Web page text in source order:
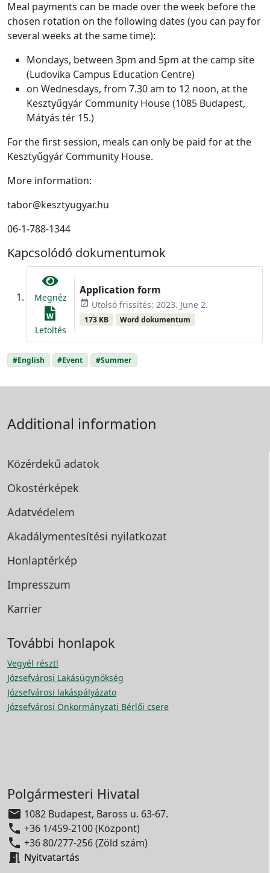
Meal payments can be made over the week before the
chosen rotation on the following dates (you can pay for
several weeks at the same time):
Mondays, between 3pm and 5pm at the camp site
(Ludovika Campus Education Centre)
on Wednesdays, from 7.30 am to 12 noon, at the
Kesztyűgyár Community House (1085 Budapest,
Mátyás tér 15.)
For the first session, meals can only be paid for at the
Kesztyűgyár Community House.
More information:
tabor@kesztyugyar.hu
06-1-788-1344
Kapcsolódó dokumentumok
Megnéz
Letöltés
Application form
event_available Utolsó frissítés: 2023. June 2.
173 KB Word dokumentum
#English #Event #Summer
Additional information
Közérdekű adatok
Okostérképek
Adatvédelem
Akadálymentesítési nyilatkozat
Honlaptérkép
Impresszum
Karrier
További honlapok
Vegyél részt!
Józsefvárosi Lakásügynökség
Józsefvárosi lakáspályázato
Józsefvárosi Önkormányzati Bérlői csere
Polgármesteri Hivatal
 1082 Budapest, Baross u. 63-67.
 +36 1/459-2100 (Központ)
 +36 80/277-256 (Zöld szám)
 Nyitvatartás